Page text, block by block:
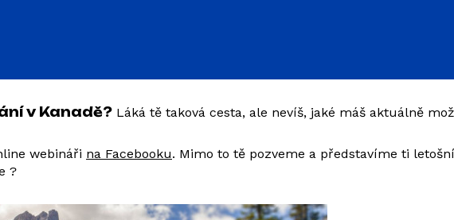
v Kanadě? Láká tě taková cesta, ale nevíš, jaké máš aktuálně
webináři na Facebooku. Mimo to tě pozveme a představíme ti
?